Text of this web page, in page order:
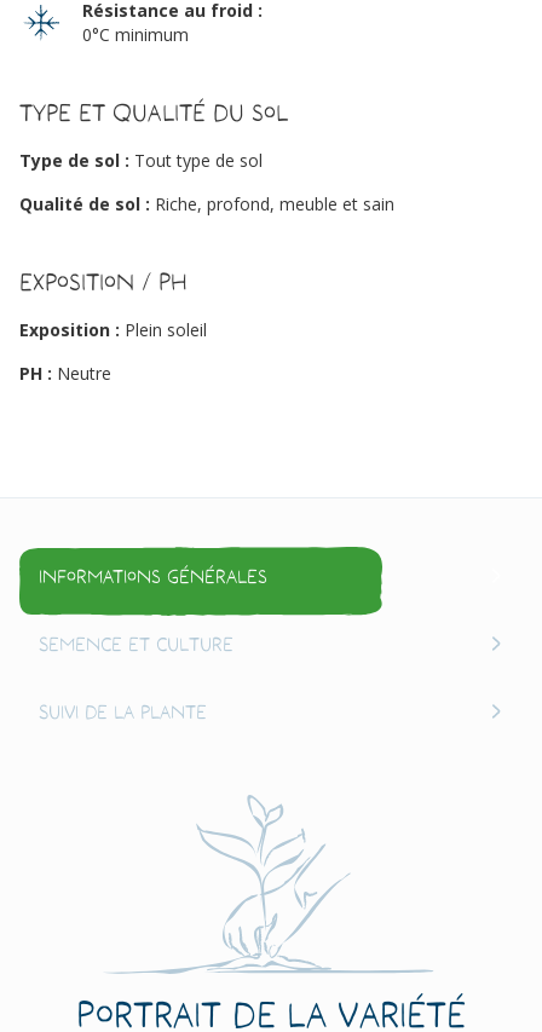
Résistance au froid :
0°C minimum
Type et qualité du sol
Type de sol : Tout type de sol
Qualité de sol : Riche, profond, meuble et sain
Exposition / PH
Exposition : Plein soleil
PH : Neutre
Informations générales
Semence et culture
Suivi de la plante
Portrait de la variété